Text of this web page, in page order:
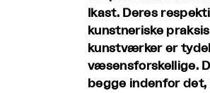
Ikast. Deres
kunstneriske
kunstværker er
væsensforskellige.
begge indenfor det,